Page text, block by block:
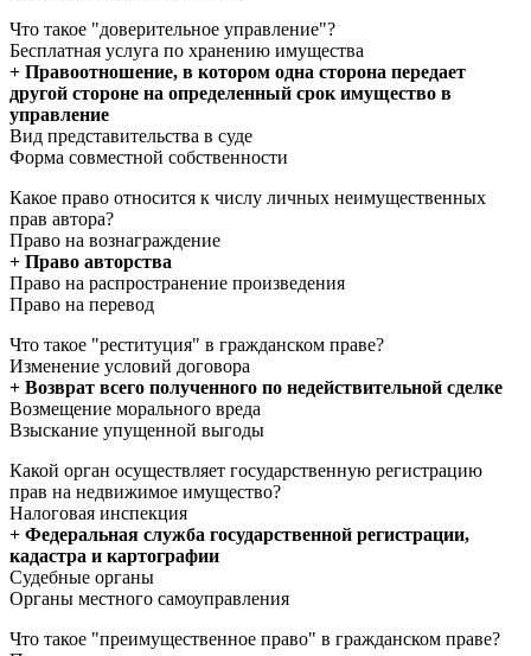
Что такое "доверительное управление"?
Бесплатная услуга по хранению имущества
+ Правоотношение, в котором одна сторона передает
другой стороне на определенный срок имущество в
управление
Вид представительства в суде
Форма совместной собственности
Какое право относится к числу личных неимущественных
прав автора?
Право на вознаграждение
+ Право авторства
Право на распространение произведения
Право на перевод
Что такое "реституция" в гражданском праве?
Изменение условий договора
+ Возврат всего полученного по недействительной сделке
Возмещение морального вреда
Взыскание упущенной выгоды
Какой орган осуществляет государственную регистрацию
прав на недвижимое имущество?
Налоговая инспекция
+ Федеральная служба государственной регистрации,
кадастра и картографии
Судебные органы
Органы местного самоуправления
Что такое "преимущественное право" в гражданском праве?